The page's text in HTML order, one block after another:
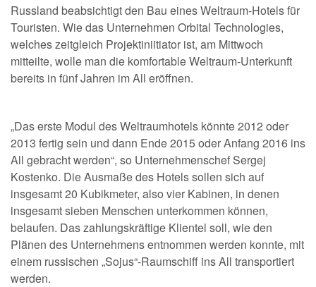
Russland beabsichtigt den Bau eines Weltraum-Hotels für
Touristen. Wie das Unternehmen Orbital Technologies,
welches zeitgleich Projektiniitiator ist, am Mittwoch
mitteilte, wolle man die komfortable Weltraum-Unterkunft
bereits in fünf Jahren im All eröffnen.
„Das erste Modul des Weltraumhotels könnte 2012 oder
2013 fertig sein und dann Ende 2015 oder Anfang 2016 ins
All gebracht werden“, so Unternehmenschef Sergej
Kostenko. Die Ausmaße des Hotels sollen sich auf
insgesamt 20 Kubikmeter, also vier Kabinen, in denen
insgesamt sieben Menschen unterkommen können,
belaufen. Das zahlungskräftige Klientel soll, wie den
Plänen des Unternehmens entnommen werden konnte, mit
einem russischen „Sojus“-Raumschiff ins All transportiert
werden.